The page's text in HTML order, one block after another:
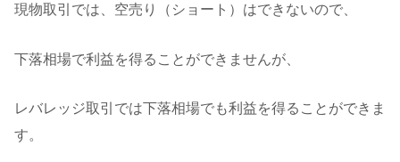
現物取引では、空売り（ショート）はできないので、
下落相場で利益を得ることができませんが、
レバレッジ取引では下落相場でも利益を得ることができま
す。